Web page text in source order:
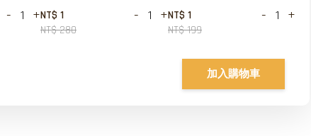
- +NT$ 1
NT$ 280
- +NT$ 1
NT$ 199
- +
加入購物車